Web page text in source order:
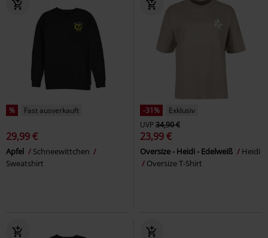
% Fast ausverkauft
29,99 €
Apfel
Schneewittchen
Sweatshirt
-31%
Exklusiv
UVP34,90 €
23,99 €
Oversize - Heidi - Edelweiß
Heidi
Oversize T-Shirt